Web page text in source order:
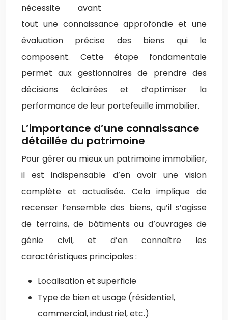
nécessite avant
tout une connaissance approfondie et une
évaluation précise des biens qui le
composent. Cette étape fondamentale
permet aux gestionnaires de prendre des
décisions éclairées et d’optimiser la
performance de leur portefeuille immobilier.
L’importance d’une connaissance
détaillée du patrimoine
Pour gérer au mieux un patrimoine immobilier,
il est indispensable d’en avoir une vision
complète et actualisée. Cela implique de
recenser l’ensemble des biens, qu’il s’agisse
de terrains, de bâtiments ou d’ouvrages de
génie civil, et d’en connaître les
caractéristiques principales :
Localisation et superficie
Type de bien et usage (résidentiel,
commercial, industriel, etc.)